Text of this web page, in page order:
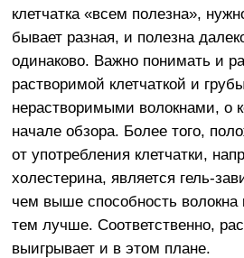
клетчатка «всем полезна»,
бывает разная, и полезна
одинаково. Важно понимать и
растворимой клетчаткой и
нерастворимыми волокнами, о
начале обзора. Более того,
от употребления клетчатки,
холестерина, является гель-
чем выше способность волокна
тем лучше. Соответственно,
выигрывает и в этом плане.